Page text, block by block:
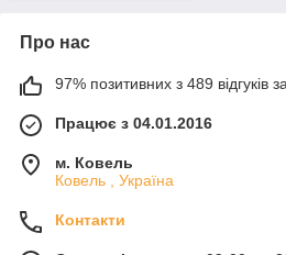
Про нас
97% позитивних з 489 відгуків
Працює з 04.01.2016
м. Ковель
Ковель , Україна
Контакти